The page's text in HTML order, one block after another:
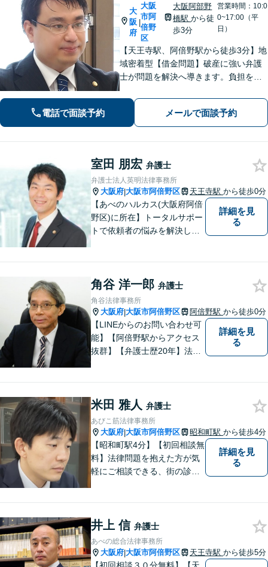
大
阪
府
|
大阪
市阿
倍野
区
大阪阿部野
橋駅から徒
歩3分
営業時間：10:0
0~17:00（平
日）
【天王寺駅、阿倍野駅から徒歩3分】地
域密着型【借金問題】破産に強い弁護
士が問題を解決へ導きます。負担を減
題】不貞の慰謝料請求、離婚協議・調
停、熟年離婚に対応。お一人で悩まず
ご相談ください。【夜間休日対応可】
電話で面談予約 メールで面談予約
室田 朋宏 弁護士
弁護士法人英明法律事務所
大阪府|大阪市阿倍野区 天王寺駅 から徒歩0分
【あべのハルカス(大阪府阿倍
野区)に所在】トータルサポー
トで依頼者の悩みを解決しま
詳細を見
る
角谷 洋一郎 弁護士
角谷法律事務所
大阪府|大阪市阿倍野区 阿倍野駅 から徒歩0分
【LINEからのお問い合わせ可
能】【阿倍野駅からアクセス
抜群】【弁護士歴20年】法テ
トップ対応が強み！交通事故
／遺産分割／離婚／債務整理
／その他
詳細を見
る
米田 雅人 弁護士
あびこ筋法律事務所
大阪府|大阪市阿倍野区 昭和町駅 から徒歩4分
【昭和町駅4分】【初回相談無
料】法律問題を抱えた方が気
軽にご相談できる、街の診療
い分野に対応しております。
お気軽にご相談ください。
【夜間・休日対応可】
詳細を見
る
井上 信 弁護士
あべの総合法律事務所
大阪府|大阪市阿倍野区 天王寺駅 から徒歩5分